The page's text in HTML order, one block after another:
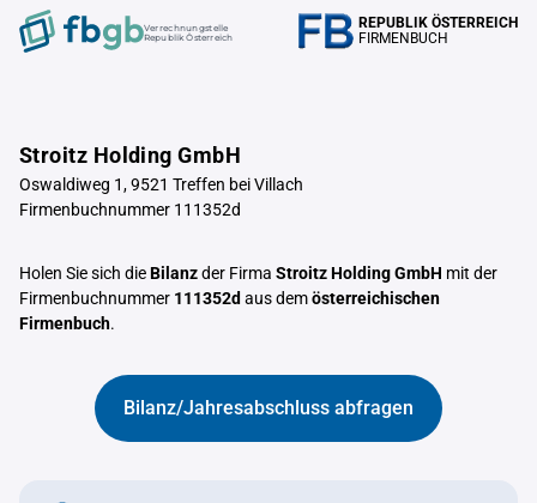
Verrechnungstelle
Republik Österreich
REPUBLIK ÖSTERREICH
FIRMENBUCH
Stroitz Holding GmbH
Oswaldiweg 1, 9521 Treffen bei Villach
Firmenbuchnummer 111352d
Holen Sie sich dieBilanzder Firma Stroitz Holding GmbH mit der
Firmenbuchnummer 111352d aus demösterreichischen
Firmenbuch.
Bilanz/Jahresabschluss abfragen